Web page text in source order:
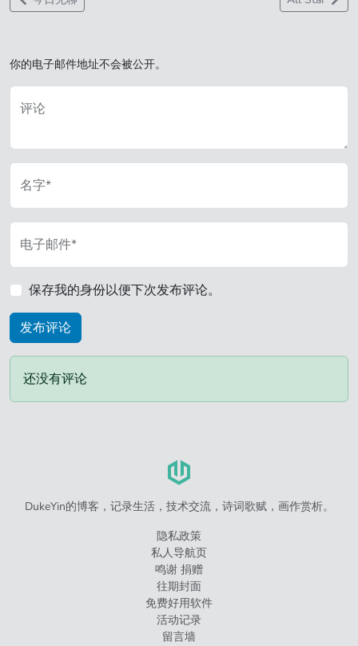
你的电子邮件地址不会被公开。
评论
名字*
电子邮件*
保存我的身份以便下次发布评论。
还没有评论
DukeYin的博客，记录生活，技术交流，诗词歌赋，画作赏析。
隐私政策
私人导航页
鸣谢 捐赠
往期封面
免费好用软件
活动记录
留言墙